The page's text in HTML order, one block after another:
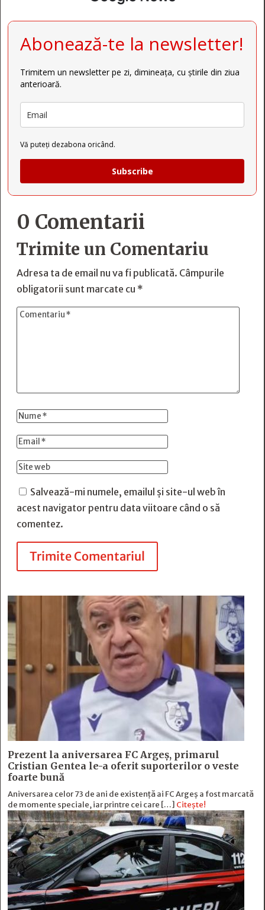
Abonează-te la newsletter!
Trimitem un newsletter pe zi, dimineața, cu știrile din ziua
anterioară.
Vă puteți dezabona oricând.
Subscribe
0 Comentarii
Trimite un Comentariu
Adresa ta de email nu va fi publicată. Câmpurile
obligatorii sunt marcate cu *
Salvează-mi numele, emailul și site-ul web în
acest navigator pentru data viitoare când o să
comentez.
Trimite Comentariul
Prezent la aniversarea FC Argeș, primarul
Cristian Gentea le-a oferit suporterilor o veste
foarte bună
Aniversarea celor 73 de ani de existență ai FC Argeș a fost marcată
de momente speciale, iar printre cei care […] Citește!